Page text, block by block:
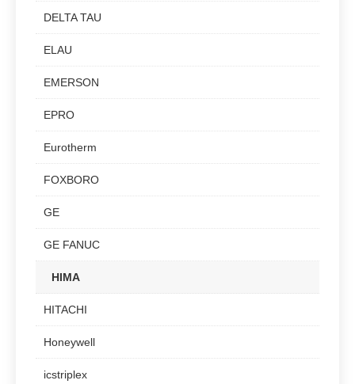
DELTA TAU
ELAU
EMERSON
EPRO
Eurotherm
FOXBORO
GE
GE FANUC
HIMA
HITACHI
Honeywell
icstriplex